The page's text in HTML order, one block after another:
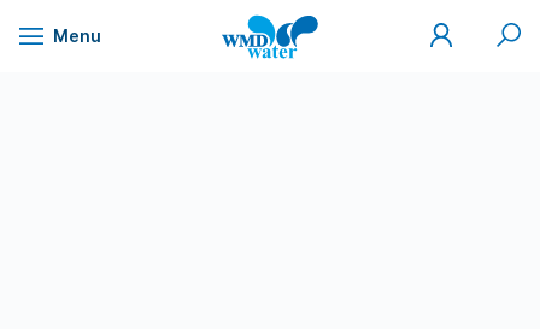
Naar
Menu
WMD
Drinkwater
Mijn
WMD
Zoek